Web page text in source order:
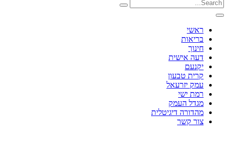
ראשי
בריאות
חינוך
דעה אישית
יקנעם
קרית טבעון
עמק יזרעאל
רמת ישי
מגדל העמק
מהדורה דיגיטלית
צור קשר